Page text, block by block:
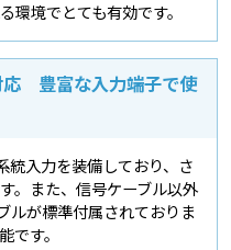
環境でとても有効です。
応 豊富な入力端子で使
入力を装備しており、さ
。また、信号ケーブル以外
ルが標準付属されておりま
です。